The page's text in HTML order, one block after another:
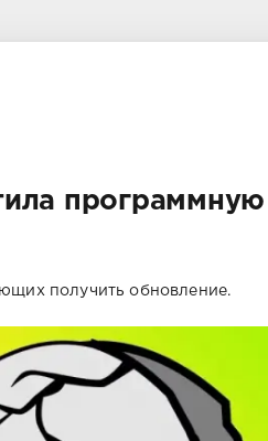
получить обновление.